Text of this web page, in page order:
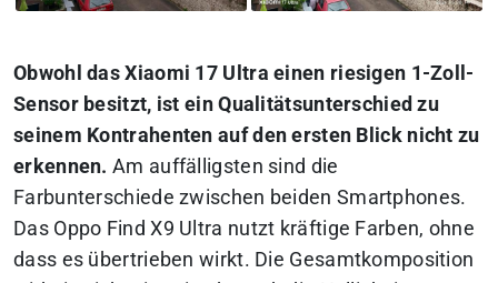
Obwohl das Xiaomi 17 Ultra einen riesigen 1-Zoll-
Sensor besitzt, ist ein Qualitätsunterschied zu
seinem Kontrahenten auf den ersten Blick nicht zu
erkennen. Am auffälligsten sind die
Farbunterschiede zwischen beiden Smartphones.
Das Oppo Find X9 Ultra nutzt kräftige Farben, ohne
dass es übertrieben wirkt. Die Gesamtkomposition